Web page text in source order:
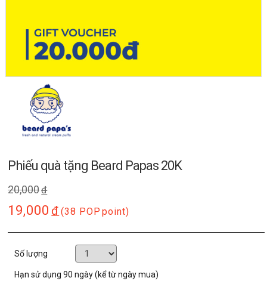
Phiếu quà tặng Beard Papas 20K
20,000đ
19,000 đ (38 POP point)
Số lượng
Hạn sử dụng90 ngày (kể từ ngày mua)